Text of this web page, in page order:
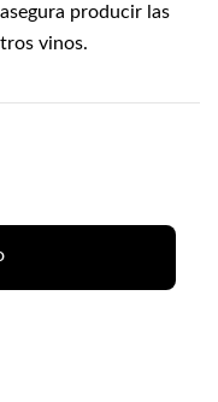
producir las
vinos.